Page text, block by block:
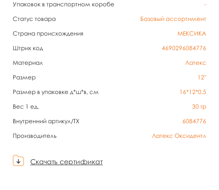
Упаковок в транспортном коробе
-
Статус товара
Базовый ассортимент
Страна происхождения
МЕКСИКА
Штрих код
4690296084776
Материал
Латекс
Размер
12"
Размер в упаковке д*ш*в, см
16*12*0,5
Вес 1 ед.
30 гр
Внутренний артикул/TX
6084776
Производитель
Латекс Оксидентл
Скачать сертификат